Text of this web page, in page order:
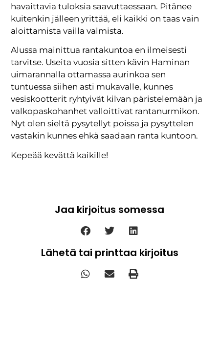
havaittavia tuloksia saavuttaessaan. Pitänee
kuitenkin jälleen yrittää, eli kaikki on taas vain
aloittamista vailla valmista.
Alussa mainittua rantakuntoa en ilmeisesti
tarvitse. Useita vuosia sitten kävin Haminan
uimarannalla ottamassa aurinkoa sen
tuntuessa siihen asti mukavalle, kunnes
vesiskootterit ryhtyivät kilvan päristelemään ja
valkopaskohanhet valloittivat rantanurmikon.
Nyt olen sieltä pysytellyt poissa ja pysyttelen
vastakin kunnes ehkä saadaan ranta kuntoon.
Kepeää kevättä kaikille!
Jaa kirjoitus somessa
Lähetä tai printtaa kirjoitus